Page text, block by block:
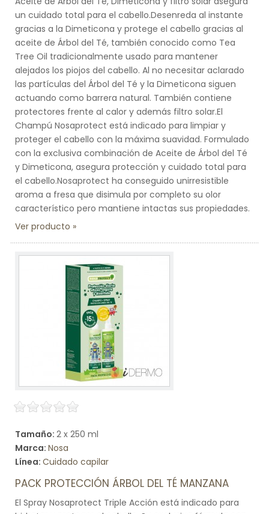
un cuidado total para el cabello.Desenreda al instante
gracias a la Dimeticona y protege el cabello gracias al
aceite de Árbol del Té, también conocido como Tea
Tree Oil tradicionalmente usado para mantener
alejados los piojos del cabello. Al no necesitar aclarado
las partículas del Árbol del Té y la Dimeticona siguen
actuando como barrera natural. También contiene
protectores frente al calor y además filtro solar.El
Champú Nosaprotect está indicado para limpiar y
proteger el cabello con la máxima suavidad. Formulado
con la exclusiva combinación de Aceite de Árbol del Té
y Dimeticona, asegura protección y cuidado total para
el cabello.Nosaprotect ha conseguido unirresistible
aroma a fresa que disimula por completo su olor
característico pero mantiene intactas sus propiedades.
Ver producto
Tamaño: 2 x 250 ml
Marca: Nosa
Línea: Cuidado capilar
PACK PROTECCIÓN ÁRBOL DEL TÉ MANZANA
El Spray Nosaprotect Triple Acción está indicado para